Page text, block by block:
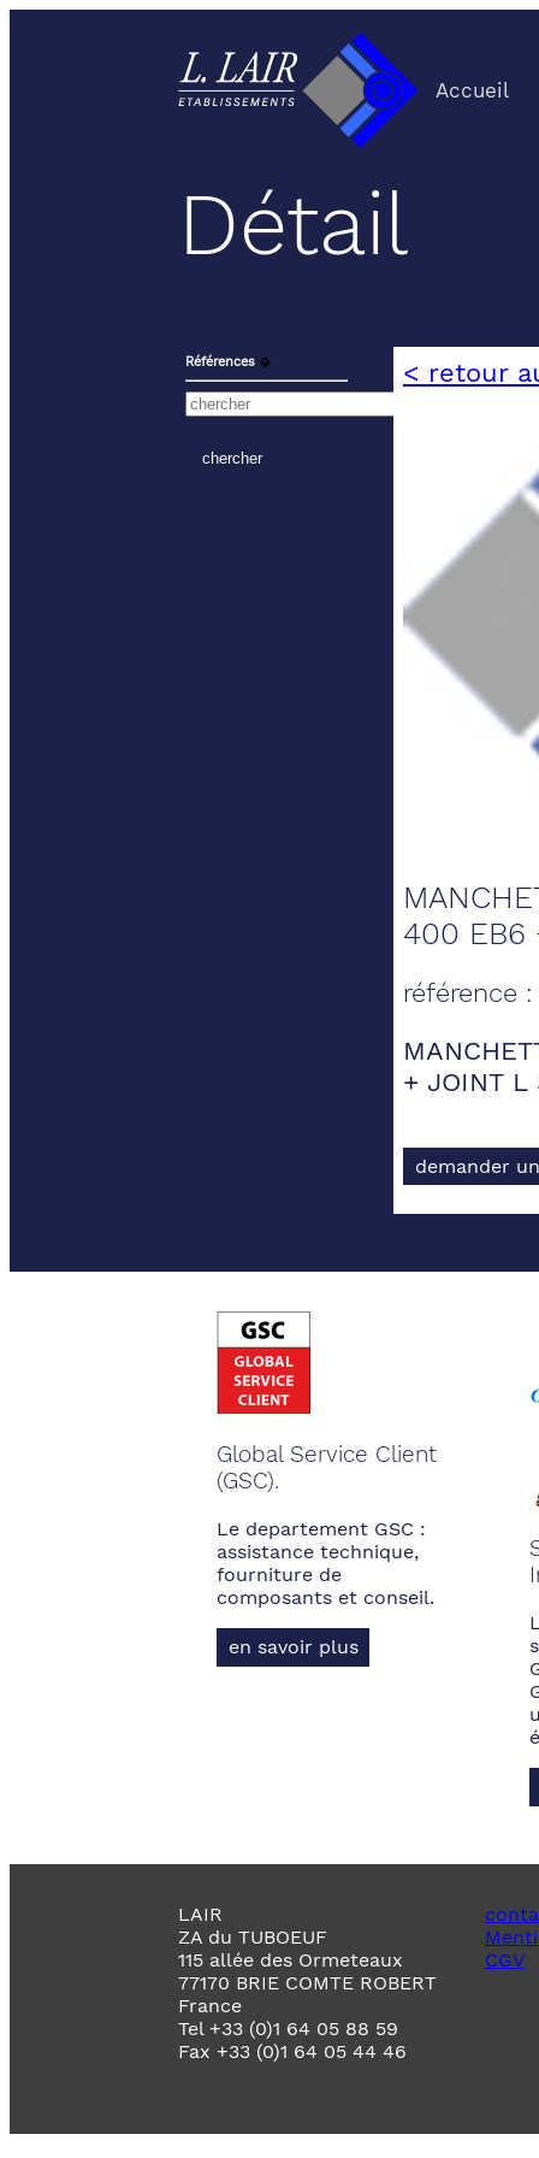
Accueil
Détail
Références ⬙ < retour
400 EB6
référence :
+ JOINT
demander
Global Service Client
(GSC).
Le departement GSC :
assistance technique,
fourniture de
composants et conseil.
en savoir plus
LAIR
ZA du TUBOEUF
115 allée des Ormeteaux
77170 BRIE COMTE ROBERT
France
Tel +33 (0)1 64 05 88 59
Fax +33 (0)1 64 05 44 46
CGV